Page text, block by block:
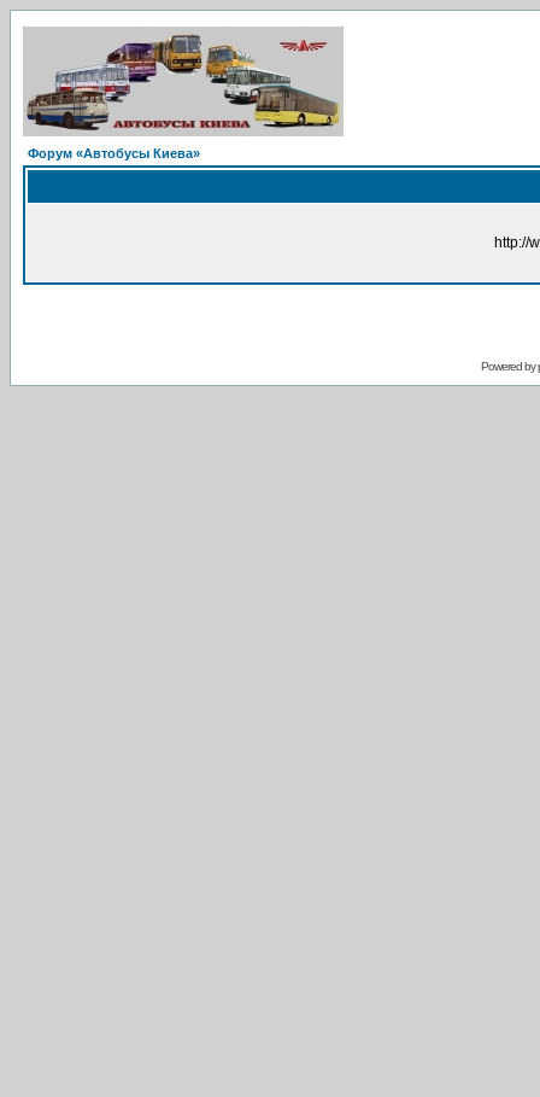
Форум «Автобусы Киева»
http://
Powered by